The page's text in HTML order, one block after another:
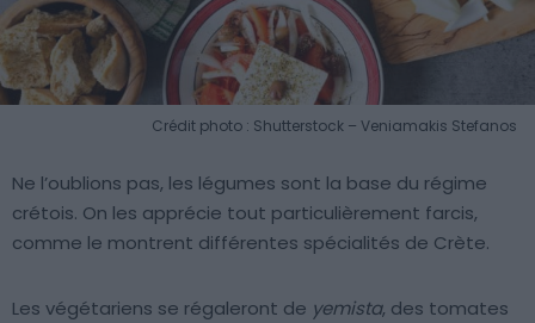
Crédit photo : Shutterstock – Veniamakis Stefanos
Ne l’oublions pas, les légumes sont la base du régime
crétois. On les apprécie tout particulièrement farcis,
comme le montrent différentes spécialités de Crète.
Les végétariens se régaleront de yemista, des tomates